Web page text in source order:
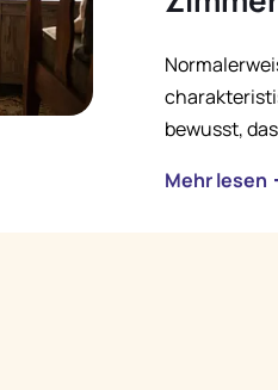
bewusst,
Mehr lesen